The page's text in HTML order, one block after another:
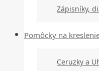
Zápisníky,
Pomôcky na
Ceruzky a